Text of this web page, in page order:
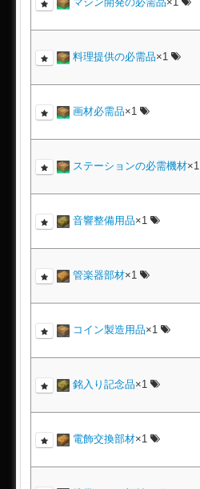
料理提供の必需品×1
画材必需品×1
ステーションの必需機材×1
音響整備用品×1
管楽器部材×1
コイン製造用品×1
銘入り記念品×1
電飾交換部材×1